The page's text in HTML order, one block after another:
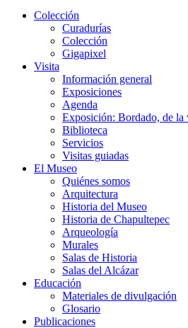
Colección
Curadurías
Colección
Gigapixel
Visita
Información general
Exposiciones
Agenda
Exposición: Bordado, de la
Biblioteca
Servicios
Visitas guiadas
El Museo
Quiénes somos
Arquitectura
Historia del Museo
Historia de Chapultepec
Arqueología
Murales
Salas de Historia
Salas del Alcázar
Educación
Materiales de divulgación
Glosario
Publicaciones